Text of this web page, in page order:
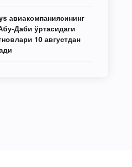
авиакомпаниясининг
Даби ўртасидаги
10 августдан